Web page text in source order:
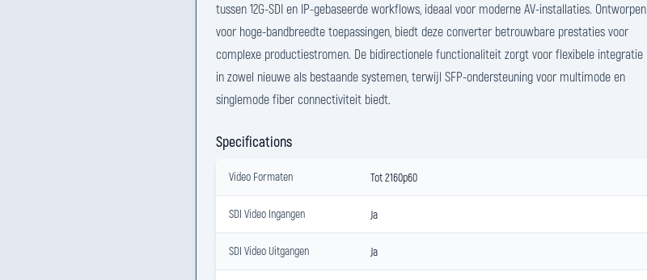
tussen 12G-SDI en IP-gebaseerde workflows, ideaal voor moderne AV-installaties. Ontworpen
voor hoge-bandbreedte toepassingen, biedt deze converter betrouwbare prestaties voor
complexe productiestromen. De bidirectionele functionaliteit zorgt voor flexibele integratie
in zowel nieuwe als bestaande systemen, terwijl SFP-ondersteuning voor multimode en
singlemode fiber connectiviteit biedt.
Specifications
Video Formaten Tot 2160p60
SDI Video Ingangen Ja
SDI Video Uitgangen Ja